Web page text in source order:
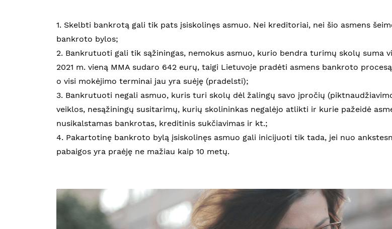
1. Skelbti bankrotą gali tik pats įsiskolinęs asmuo. Nei kreditoriai, nei šio asmens
bankroto bylos;
2. Bankrutuoti gali tik sąžiningas, nemokus asmuo, kurio bendra turimų skolų suma
2021 m. vieną MMA sudaro 642 eurų, taigi Lietuvoje pradėti asmens bankroto
o visi mokėjimo terminai jau yra suėję (pradelsti);
3. Bankrutuoti negali asmuo, kuris turi skolų dėl žalingų savo įpročių
veiklos, nesąžiningų susitarimų, kurių skolininkas negalėjo atlikti ir kurie pažeidė
nusikalstamas bankrotas, kreditinis sukčiavimas ir kt.;
4. Pakartotinę bankroto bylą įsiskolinęs asmuo gali inicijuoti tik tada, jei nuo
pabaigos yra praėję ne mažiau kaip 10 metų.